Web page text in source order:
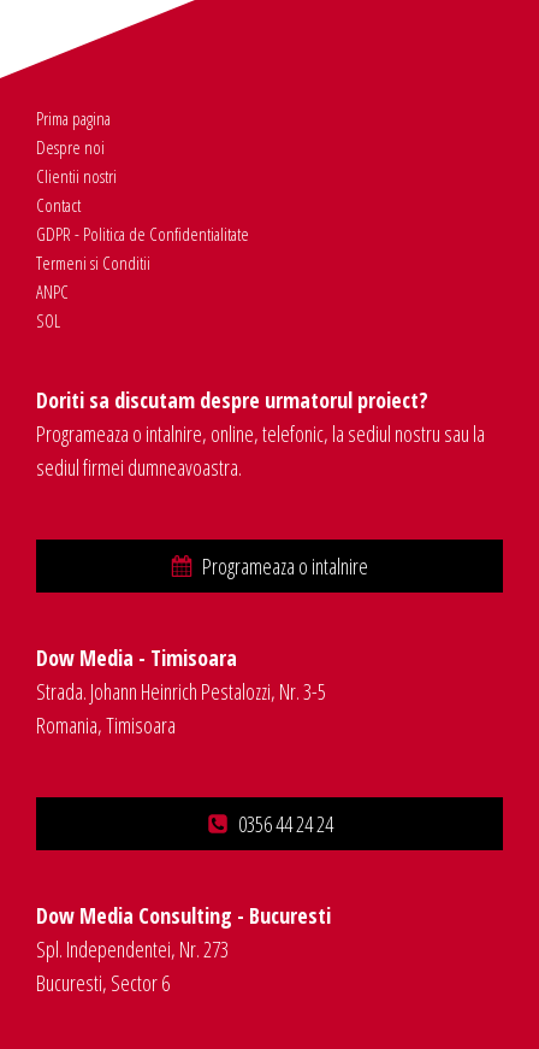
Prima pagina
Despre noi
Clientii nostri
Contact
GDPR - Politica de Confidentialitate
Termeni si Conditii
ANPC
SOL
Doriti sa discutam despre urmatorul proiect?
Programeaza o intalnire, online, telefonic, la sediul nostru sau la
sediul firmei dumneavoastra.
Programeaza o intalnire
Dow Media - Timisoara
Strada. Johann Heinrich Pestalozzi, Nr. 3-5
Romania, Timisoara
0356 44 24 24
Dow Media Consulting - Bucuresti
Spl. Independentei, Nr. 273
Bucuresti, Sector 6